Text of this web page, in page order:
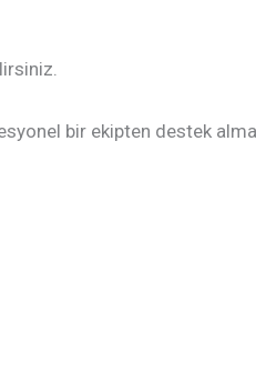
bir ekipten destek